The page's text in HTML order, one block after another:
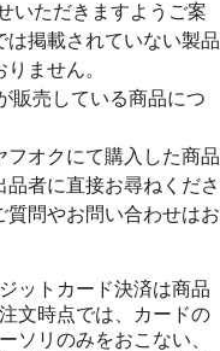
いただきますようご案
は掲載されていない製品
ません。
販売している商品につ
フオクにて購入した商品
者に直接お尋ねくださ
質問やお問い合わせはお
ットカード決済は商品
文時点では、カードの
ソリのみをおこない、